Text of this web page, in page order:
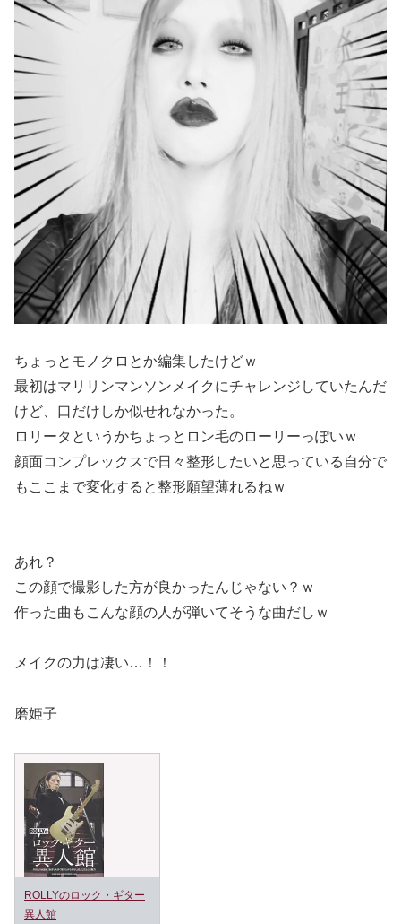
ちょっとモノクロとか編集したけどｗ
最初はマリリンマンソンメイクにチャレンジしていたんだ
けど、口だけしか似せれなかった。
ロリータというかちょっとロン毛のローリーっぽいｗ
顔面コンプレックスで日々整形したいと思っている自分で
もここまで変化すると整形願望薄れるねｗ
あれ？
この顔で撮影した方が良かったんじゃない？ｗ
作った曲もこんな顔の人が弾いてそうな曲だしｗ
メイクの力は凄い…！！
磨姫子
ROLLYのロック・ギター
異人館